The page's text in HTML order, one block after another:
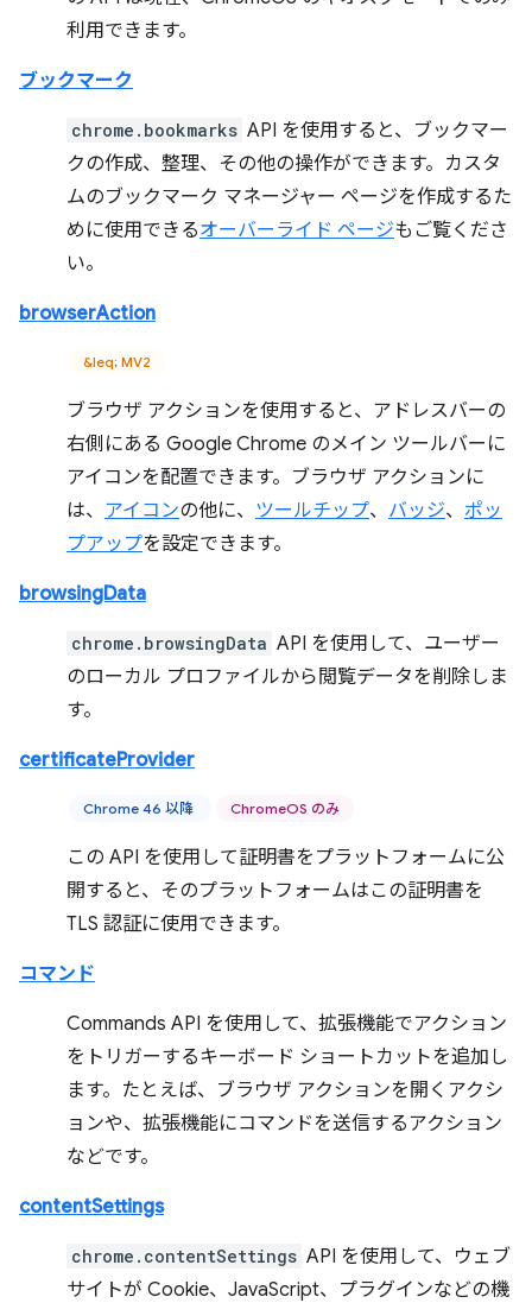
利用できます。
ブックマーク
chrome.bookmarks API を使用すると、ブックマー
クの作成、整理、その他の操作ができます。カスタ
ムのブックマーク マネージャー ページを作成するた
めに使用できるオーバーライド ページもご覧くださ
い。
browserAction
&leq; MV2
ブラウザ アクションを使用すると、アドレスバーの
右側にある Google Chrome のメイン ツールバーに
アイコンを配置できます。ブラウザ アクションに
は、 アイコンの他に、 ツールチップ、 バッジ、 ポッ
プアップを設定できます。
browsingData
chrome.browsingData API を使用して、ユーザー
のローカル プロファイルから閲覧データを削除しま
す。
certificateProvider
Chrome 46 以降 ChromeOS のみ
この API を使用して証明書をプラットフォームに公
開すると、そのプラットフォームはこの証明書を
TLS 認証に使用できます。
コマンド
Commands API を使用して、拡張機能でアクション
をトリガーするキーボード ショートカットを追加し
ます。たとえば、ブラウザ アクションを開くアクシ
ョンや、拡張機能にコマンドを送信するアクション
などです。
contentSettings
chrome.contentSettings API を使用して、ウェブ
サイトが Cookie、JavaScript、プラグインなどの機